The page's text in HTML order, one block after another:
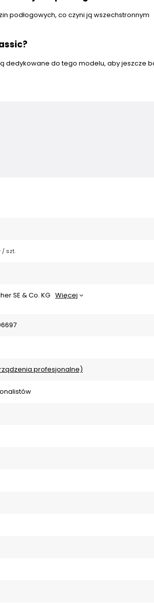
podłogowych, co czyni ją wszechstronnym
dedykowane do tego modelu, aby jeszcze
/ szt.
SE & Co. KG Więcej
profesjonalne)